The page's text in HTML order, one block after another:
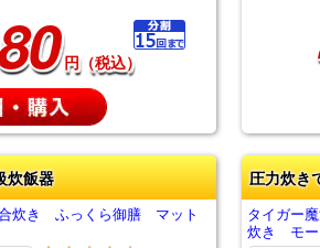
円（税込）
炊飯器
炊き ふっくら御膳 マット
圧力炊き
タイガー
炊き モー